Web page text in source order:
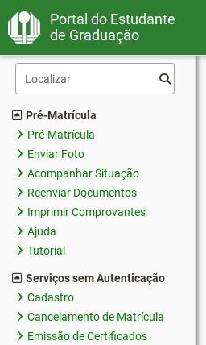
Portal do Estudante
de Graduação
Pré-Matrícula
Pré-Matrícula
Enviar Foto
Acompanhar Situação
Reenviar Documentos
Imprimir Comprovantes
Ajuda
Tutorial
Serviços sem Autenticação
Cadastro
Cancelamento de Matrícula
Emissão de Certificados